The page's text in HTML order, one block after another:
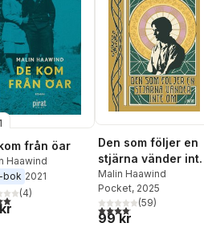
från öar
Haawind
bok 2021
5 stjärnor. Totalt antal röster:
(4)
Den som följer en
stjärna vänder
om
Malin Haawind
Pocket, 2025
4,1utav 5 stjärnor.
(59)
99 kr